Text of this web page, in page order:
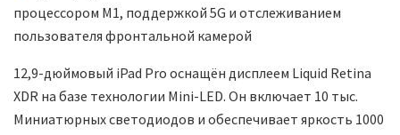
12,9-дюймовый iPad Pro оснащён дисплеем Liquid Retina
XDR на базе технологии Mini-LED. Он включает 10 тыс.
Миниатюрных светодиодов и обеспечивает яркость 1000